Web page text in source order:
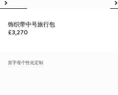
饰织带中号旅行包
£3,270
首字母个性化定制